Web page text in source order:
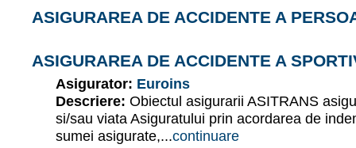
ASIGURAREA DE ACCIDENTE A
ASIGURAREA DE ACCIDENTE A
Asigurator: Euroins
Descriere: Obiectul asigurarii ASITRANS
si/sau viata Asiguratului prin acordarea de
sumei asigurate,...continuare